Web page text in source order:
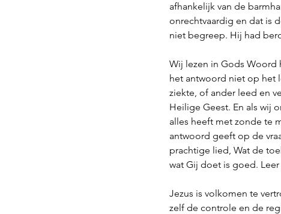
afhankelijk van de
onrechtvaardig en dat is
niet begreep. Hij had
Wij lezen in Gods Woord
het antwoord niet op het
ziekte, of ander leed en
Heilige Geest. En als wij
alles heeft met zonde te
antwoord geeft op de
prachtige lied, Wat de
wat Gij doet is goed.
Jezus is volkomen te
zelf de controle en de